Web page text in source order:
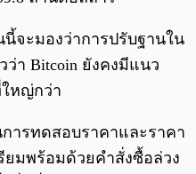
จะมองว่าการปรับฐานใน
า Bitcoin ยังคงมีแนว
หญ่กว่า
การทดสอบราคาและราคา
ยมพร้อมด้วยคำสั่งซื้อล่วง